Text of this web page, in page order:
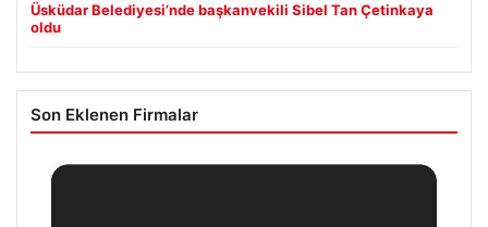
Üsküdar Belediyesi’nde başkanvekili Sibel Tan Çetinkaya
oldu
Son Eklenen Firmalar